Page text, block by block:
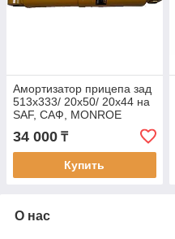
Амортизатор прицепа зад
513x333/ 20x50/ 20x44 на
SAF, САФ, MONROE
34 000 ₸
Купить
О нас